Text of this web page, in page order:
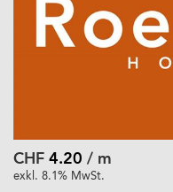
CHF 4.20 / m
exkl. 8.1% MwSt.